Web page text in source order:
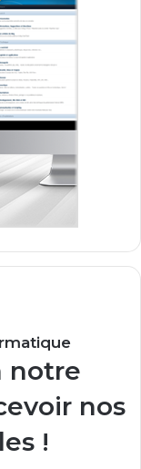
notre
nos
!